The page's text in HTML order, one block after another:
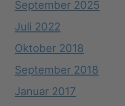
September 2025
Juli 2022
Oktober 2018
September 2018
Januar 2017